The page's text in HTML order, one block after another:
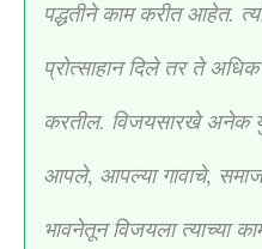
पद्धतीने काम करीत आहेत.
प्रोत्साहान दिले तर ते
करतील. विजयसारखे अनेक
आपले, आपल्या गावाचे,
भावनेतून विजयला त्याच्या